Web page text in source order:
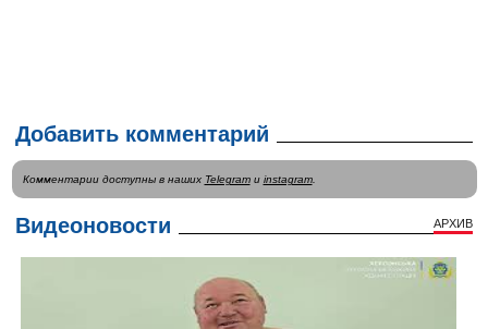
Добавить комментарий
Комментарии доступны в наших Telegramи instagram.
Видеоновости АРХИВ